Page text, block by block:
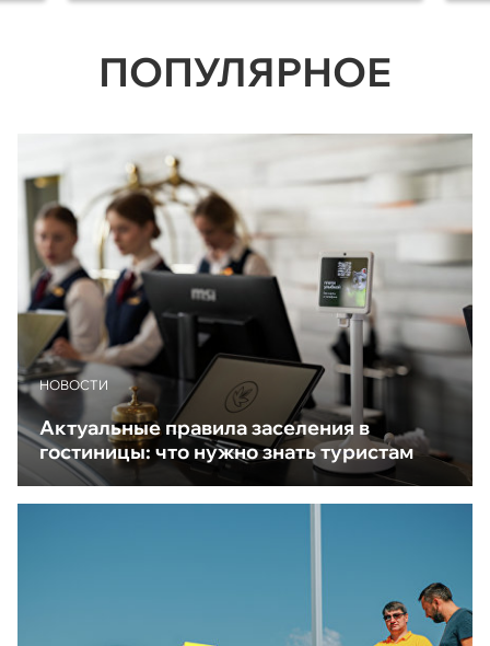
ПОПУЛЯРНОЕ
НОВОСТИ
Актуальные правила заселения в
гостиницы: что нужно знать туристам